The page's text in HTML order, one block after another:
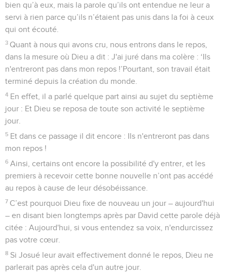
bien qu’à eux, mais la parole qu’ils ont entendue ne leur a
servi à rien parce qu’ils n’étaient pas unis dans la foi à ceux
qui ont écouté.
3 Quant à nous qui avons cru, nous entrons dans le repos,
dans la mesure où Dieu a dit : J'ai juré dans ma colère : ‘Ils
n'entreront pas dans mon repos !’Pourtant, son travail était
terminé depuis la création du monde.
4 En effet, il a parlé quelque part ainsi au sujet du septième
jour : Et Dieu se reposa de toute son activité le septième
jour.
5 Et dans ce passage il dit encore : Ils n'entreront pas dans
mon repos !
6 Ainsi, certains ont encore la possibilité d'y entrer, et les
premiers à recevoir cette bonne nouvelle n’ont pas accédé
au repos à cause de leur désobéissance.
7 C’est pourquoi Dieu fixe de nouveau un jour – aujourd'hui
– en disant bien longtemps après par David cette parole déjà
citée : Aujourd'hui, si vous entendez sa voix, n'endurcissez
pas votre cœur.
8 Si Josué leur avait effectivement donné le repos, Dieu ne
parlerait pas après cela d'un autre jour.